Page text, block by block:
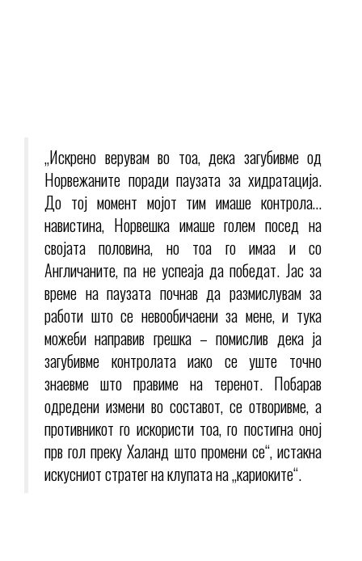
„Искрено верувам во тоа, дека загубивме од
Норвежаните поради паузата за хидратација.
До тој момент мојот тим имаше контрола…
навистина, Норвешка имаше голем посед на
својата половина, но тоа го имаа и со
Англичаните, па не успеаја да победат. Јас за
време на паузата почнав да размислувам за
работи што се невообичаени за мене, и тука
можеби направив грешка – помислив дека ја
загубивме контролата иако се уште точно
знаевме што правиме на теренот. Побарав
одредени измени во составот, се отворивме, а
противникот го искористи тоа, го постигна оној
прв гол преку Халанд што промени се“, истакна
искусниот стратег на клупата на „кариоките“.